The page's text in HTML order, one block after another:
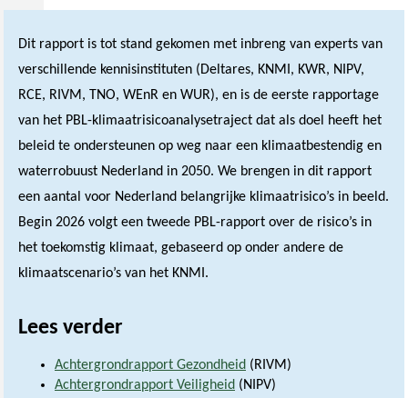
Dit rapport is tot stand gekomen met inbreng van experts van
verschillende kennisinstituten (Deltares, KNMI, KWR, NIPV,
RCE, RIVM, TNO, WEnR en WUR), en is de eerste rapportage
van het PBL-klimaatrisicoanalysetraject dat als doel heeft het
beleid te ondersteunen op weg naar een klimaatbestendig en
waterrobuust Nederland in 2050. We brengen in dit rapport
een aantal voor Nederland belangrijke klimaatrisico’s in beeld.
Begin 2026 volgt een tweede PBL-rapport over de risico’s in
het toekomstig klimaat, gebaseerd op onder andere de
klimaatscenario’s van het KNMI.
Lees verder
Achtergrondrapport Gezondheid (RIVM)
Achtergrondrapport Veiligheid (NIPV)